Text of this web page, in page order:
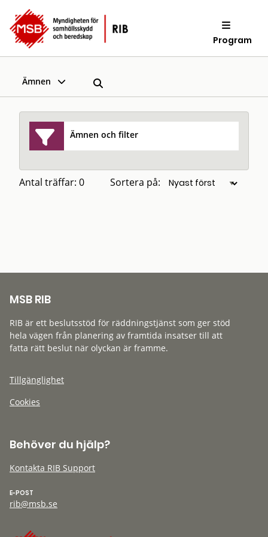
Program
Ämnen
Ämnen och filter
Antal träffar: 0 Sortera på:
MSB RIB
RIB är ett beslutsstöd för räddningstjänst som ger stöd
hela vägen från planering av framtida insatser till att
fatta rätt beslut när olyckan är framme.
Tillgänglighet
Cookies
Behöver du hjälp?
Kontakta RIB Support
E-POST
rib@msb.se